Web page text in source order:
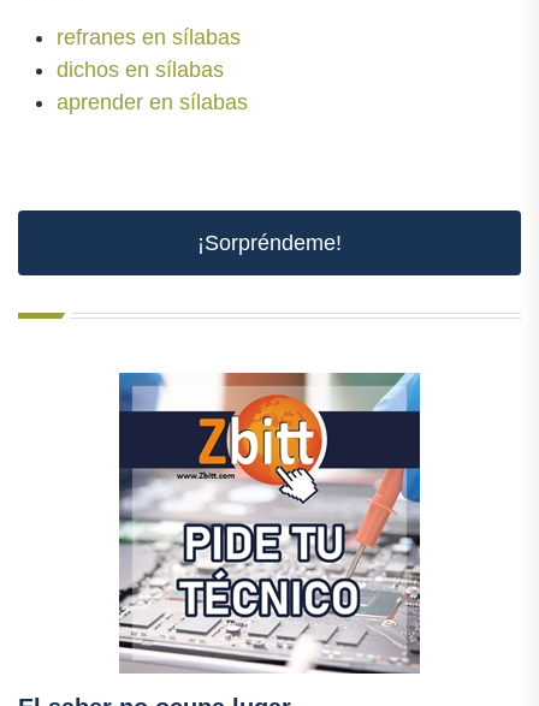
refranes en sílabas
dichos en sílabas
aprender en sílabas
¡Sorpréndeme!